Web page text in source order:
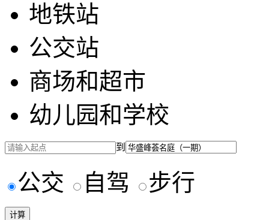
地铁站
公交站
商场和超市
幼儿园和学校
到
公交 自驾 步行